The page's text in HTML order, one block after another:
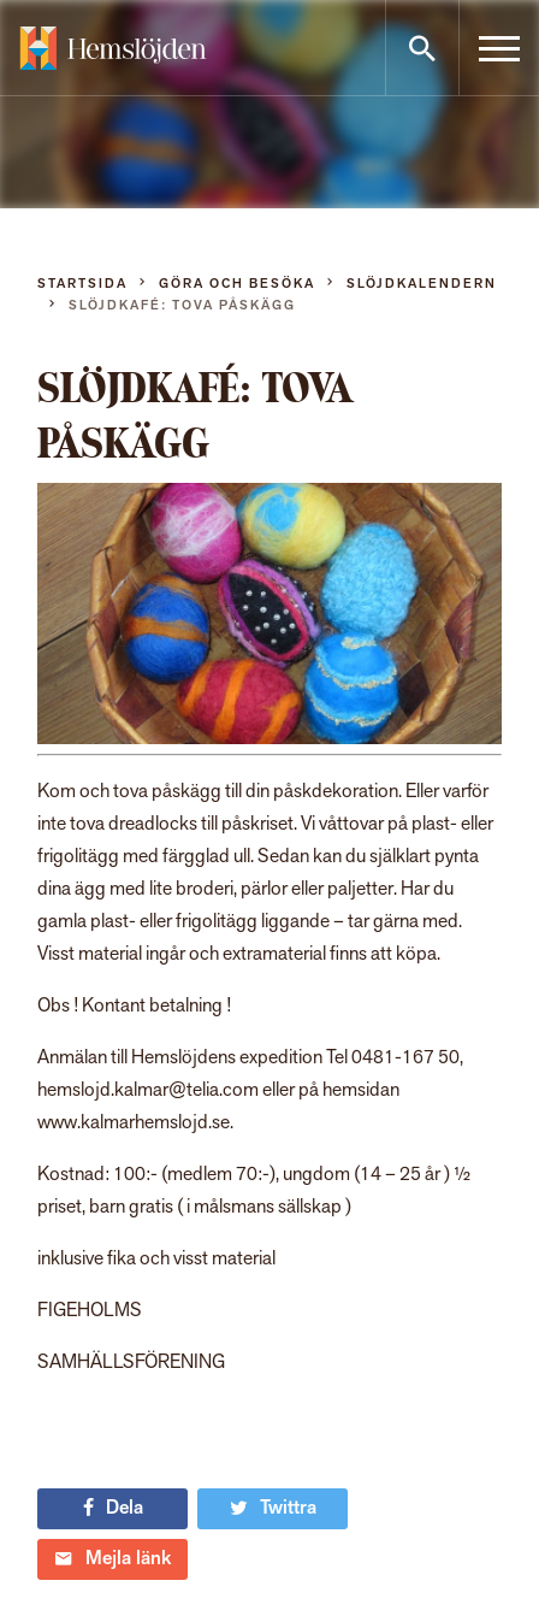
Gå
direkt
till
innehållet
STARTSIDA GÖRA OCH BESÖKA
SLÖJDKALENDERN
SLÖJDKAFÉ: TOVA PÅSKÄGG
SLÖJDKAFÉ: TOVA
PÅSKÄGG
Kom och tova påskägg till din påskdekoration. Eller varför
inte tova dreadlocks till påskriset. Vi våttovar på plast- eller
frigolitägg med färgglad ull. Sedan kan du själklart pynta
dina ägg med lite broderi, pärlor eller paljetter. Har du
gamla plast- eller frigolitägg liggande – tar gärna med.
Visst material ingår och extramaterial finns att köpa.
Obs ! Kontant betalning !
Anmälan till Hemslöjdens expedition Tel 0481-167 50,
hemslojd.kalmar@telia.com eller på hemsidan
www.kalmarhemslojd.se.
Kostnad: 100:- (medlem 70:-), ungdom (14 – 25 år ) ½
priset, barn gratis ( i målsmans sällskap )
inklusive fika och visst material
FIGEHOLMS
SAMHÄLLSFÖRENING
Dela
Twittra
Mejla länk